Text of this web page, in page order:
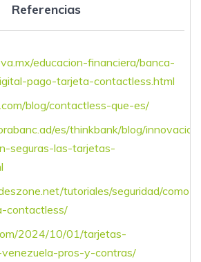
Referencias
educacion-financiera/banca-
pago-tarjeta-contactless.html
blog/contactless-que-es/
es/thinkbank/blog/
seguras-las-tarjetas-
tutoriales/seguridad/como-
contactless/
2024/10/01/tarjetas-
pros-y-contras/